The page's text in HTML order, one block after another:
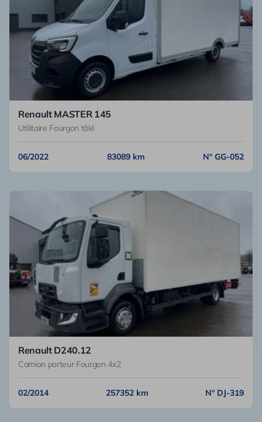
Renault MASTER 145
Utilitaire Fourgon tôlé
06/2022 83089 km N° GG-052
Renault D240.12
Camion porteur Fourgon 4x2
02/2014 257352 km N° DJ-319